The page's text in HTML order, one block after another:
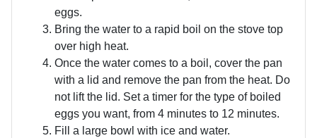
eggs.
Bring the water to a rapid boil on the stove top
over high heat.
Once the water comes to a boil, cover the pan
with a lid and remove the pan from the heat. Do
not lift the lid. Set a timer for the type of boiled
eggs you want, from 4 minutes to 12 minutes.
Fill a large bowl with ice and water.